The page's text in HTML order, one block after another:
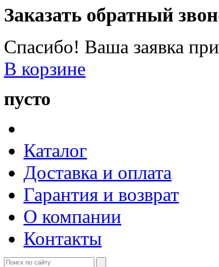
Заказать обратный
Спасибо! Ваша заявка
В корзине
пусто
Каталог
Доставка и оплата
Гарантия и возврат
О компании
Контакты